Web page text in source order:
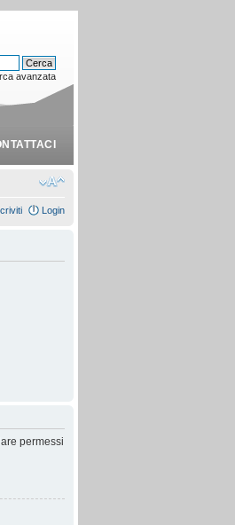
avanzata
Login
permessi